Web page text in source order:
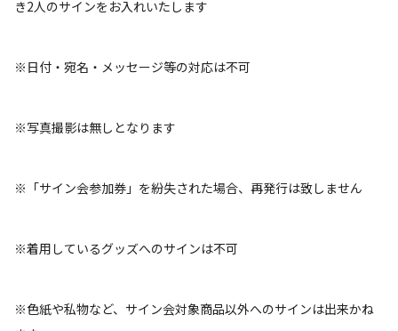
き2人のサインをお入れいたします
※日付・宛名・メッセージ等の対応は不可
※写真撮影は無しとなります
※「サイン会参加券」を紛失された場合、再発行は致しません
※着用しているグッズへのサインは不可
※色紙や私物など、サイン会対象商品以外へのサインは出来かね